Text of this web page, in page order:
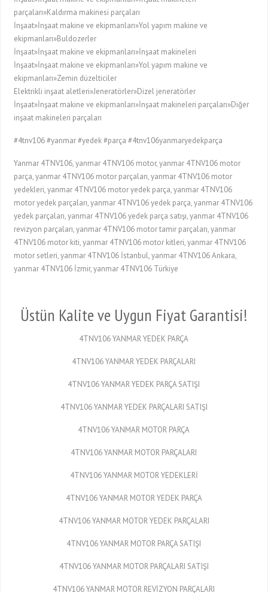
parçaları»Kaldırma makinesi parçaları
İnşaat»İnşaat makine ve ekipmanları»Yol yapım makine ve
ekipmanları»Buldozerler
İnşaat»İnşaat makine ve ekipmanları»İnşaat makineleri
İnşaat»İnşaat makine ve ekipmanları»Yol yapım makine ve
ekipmanları»Zemin düzelticiler
Elektrikli inşaat aletleri»Jeneratörler»Dizel jeneratörler
İnşaat»İnşaat makine ve ekipmanları»İnşaat makineleri parçaları»Diğer
inşaat makineleri parçaları
#4tnv106 #yanmar #yedek #parça #4tnv106yanmaryedekparça
Yanmar 4TNV106, yanmar 4TNV106 motor, yanmar 4TNV106 motor
parça, yanmar 4TNV106 motor parçaları, yanmar 4TNV106 motor
yedekleri, yanmar 4TNV106 motor yedek parça, yanmar 4TNV106
motor yedek parçaları, yanmar 4TNV106 yedek parça, yanmar 4TNV106
yedek parçaları, yanmar 4TNV106 yedek parça satışı, yanmar 4TNV106
revizyon parçaları, yanmar 4TNV106 motor tamir parçaları, yanmar
4TNV106 motor kiti, yanmar 4TNV106 motor kitleri, yanmar 4TNV106
motor setleri, yanmar 4TNV106 İstanbul, yanmar 4TNV106 Ankara,
yanmar 4TNV106 İzmir, yanmar 4TNV106 Türkiye
Üstün Kalite ve Uygun Fiyat Garantisi!
4TNV106 YANMAR YEDEK PARÇA
4TNV106 YANMAR YEDEK PARÇALARI
4TNV106 YANMAR YEDEK PARÇA SATIŞI
4TNV106 YANMAR YEDEK PARÇALARI SATIŞI
4TNV106 YANMAR MOTOR PARÇA
4TNV106 YANMAR MOTOR PARÇALARI
4TNV106 YANMAR MOTOR YEDEKLERİ
4TNV106 YANMAR MOTOR YEDEK PARÇA
4TNV106 YANMAR MOTOR YEDEK PARÇALARI
4TNV106 YANMAR MOTOR PARÇA SATIŞI
4TNV106 YANMAR MOTOR PARÇALARI SATIŞI
4TNV106 YANMAR MOTOR REVİZYON PARÇALARI